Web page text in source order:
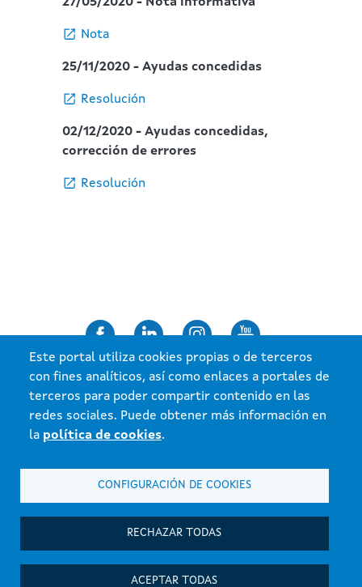
Este portal utiliza cookies propias o de terceros
con fines analíticos, así como enlaces a portales de
terceros para poder compartir contenido en las
redes sociales. Puede obtener más información en
la política de cookies.
CONFIGURACIÓN DE COOKIES
RECHAZAR TODAS
ACEPTAR TODAS
Nota
25/11/2020 - Ayudas concedidas
Resolución
02/12/2020 - Ayudas concedidas,
corrección de errores
Resolución
Información mantenida y publicada en internet por la Agencia de la
Industria Forestal.
Atención a la ciudadanía